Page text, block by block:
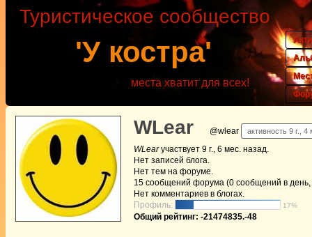
'У костра'
Туристическое сообщество
места хватит для всех!
WLear @wlear активность 9 г., 4
WLearучаствует 9 г., 6 мес. назад.
Нет записей блога.
Нет тем на форуме.
15 сообщений форума (0 сообщений в день,
Нет комментариев в блогах.
Профиль:
17%
Общий рейтинг: -21474835.-48